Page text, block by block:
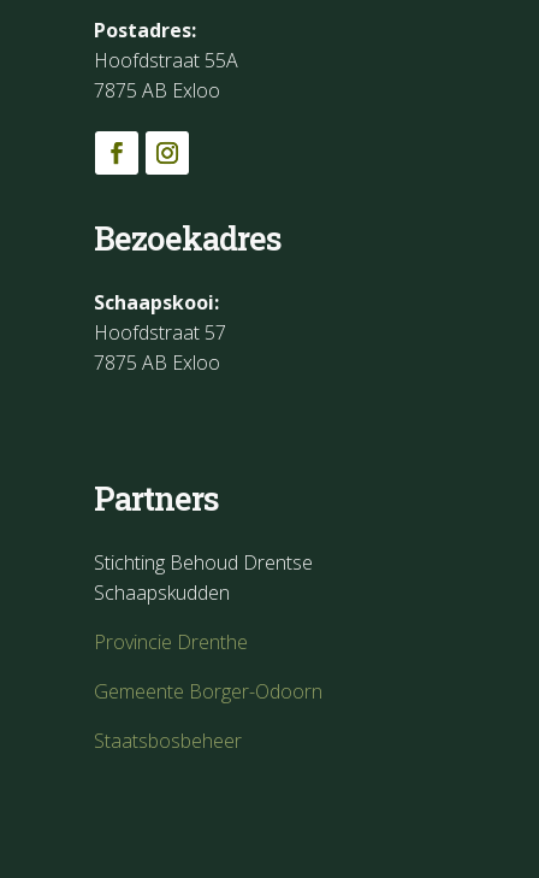
Postadres:
Hoofdstraat 55A
7875 AB Exloo
Bezoekadres
Schaapskooi:
Hoofdstraat 57
7875 AB Exloo
Partners
Stichting Behoud Drentse
Schaapskudden
Provincie Drenthe
Gemeente Borger-Odoorn
Staatsbosbeheer